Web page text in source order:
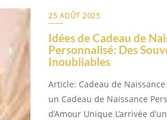
25 AOÛT 2025
Idées de Cadeau de
Personnalisé: Des
Inoubliables
Article: Cadeau de
un Cadeau de Naissance
d’Amour Unique L’arrivée